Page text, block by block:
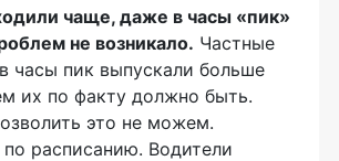
чаще, даже в часы «пик»
не возникало. Частные
часы пик выпускали больше
их по факту должно быть.
это не можем.
расписанию. Водители